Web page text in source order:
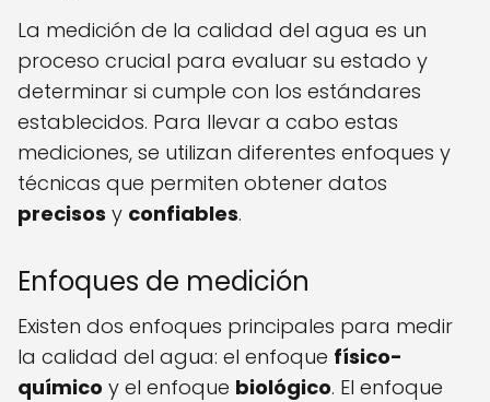
La medición de la calidad del agua es un
proceso crucial para evaluar su estado y
determinar si cumple con los estándares
establecidos. Para llevar a cabo estas
mediciones, se utilizan diferentes enfoques y
técnicas que permiten obtener datos
precisos y confiables.
Enfoques de medición
Existen dos enfoques principales para medir
la calidad del agua: el enfoque físico-
químico y el enfoque biológico. El enfoque